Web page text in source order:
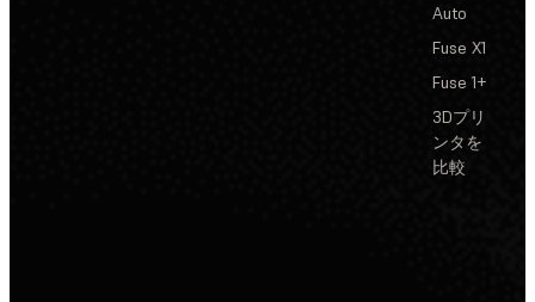
Auto
Fuse X1
Fuse 1+
3Dプリ
ンタを
比較